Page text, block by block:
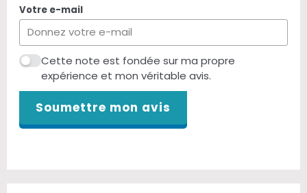
Votre e-mail
Cette note est fondée sur ma propre
expérience et mon véritable avis.
Soumettre mon avis